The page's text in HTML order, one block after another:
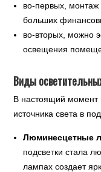
во-первых,
больших
во-вторых, можно
освещения
Виды
В настоящий момент
источника света в
Люминесцетные
подсветки стала
лампах создает